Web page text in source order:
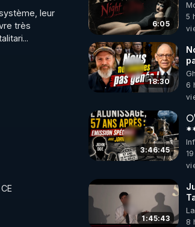
leur
très
6:05
5
18:30
6
3:46:45
1:45:43
8